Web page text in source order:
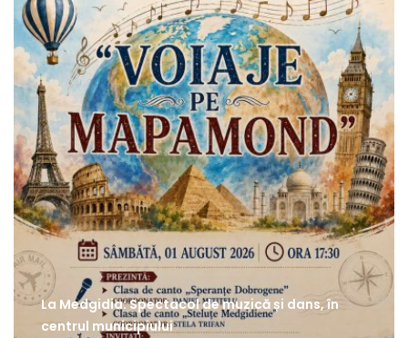
La Medgidia: Spectacol de muzică și dans, în
centrul municipiului